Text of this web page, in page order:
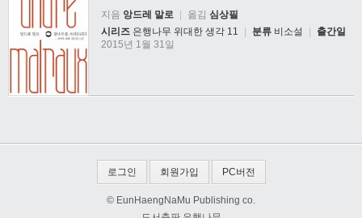
지음 앙드레 말로 옮김 심상필
시리즈 은행나무 위대한 생각 11 분류 비소설
출간일
2015년 1월 31일
로그인 회원가입 PC버전
© EunHaengNaMu Publishing co.